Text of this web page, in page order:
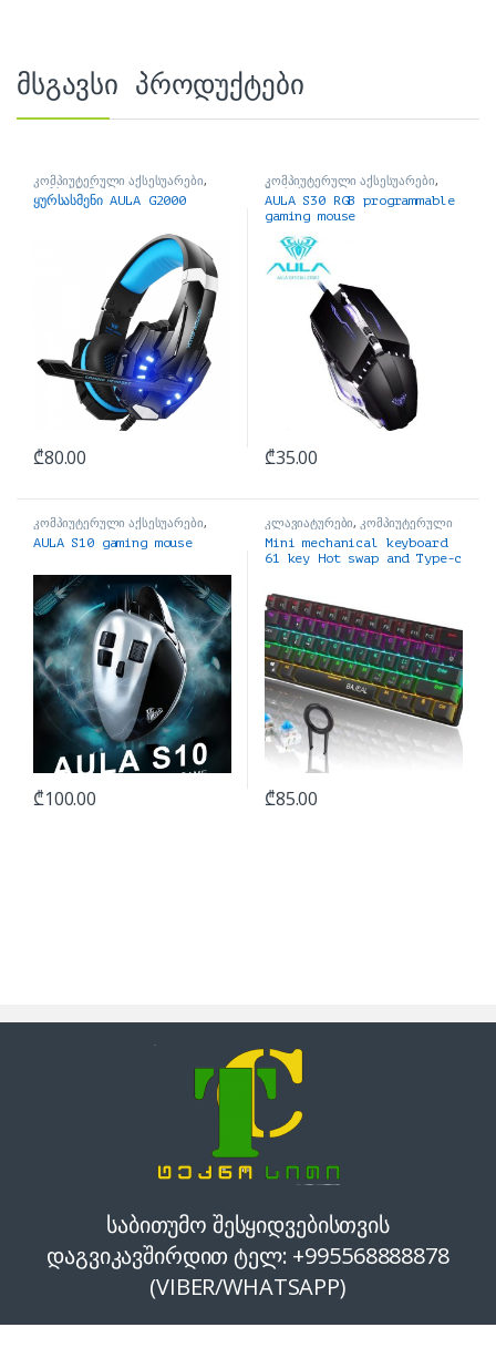
მსგავსი პროდუქტები
კომპიუტერული აქსესუარები,
ყურსასმენები
ყურსასმენი AULA G2000
₾80.00
კომპიუტერული აქსესუარები,
მაუსები
AULA S30 RGB programmable
gaming mouse
₾35.00
კომპიუტერული აქსესუარები,
მაუსები
AULA S10 gaming mouse
₾100.00
კლავიატურები,კომპიუტერული
აქსესუარები
Mini mechanical keyboard
61 key Hot swap and Type-c
₾85.00
საბითუმო შესყიდვებისთვის
დაგვიკავშირდით ტელ: +995568888878
(VIBER/WHATSAPP)